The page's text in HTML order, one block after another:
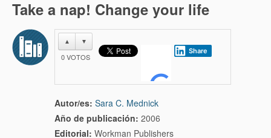
Take a nap! Change your life
▲ ▼
0VOTOS
Share
Autor/es: Sara C. Mednick
Año de publicación: 2006
Editorial: Workman Publishers